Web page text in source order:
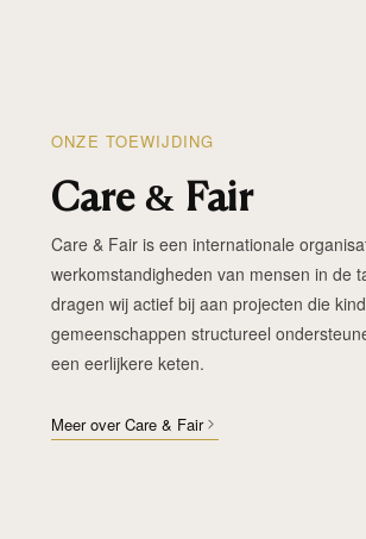
ONZE TOEWIJDING
Care & Fair
Care & Fair is een internationale
werkomstandigheden van mensen in de
dragen wij actief bij aan projecten die
gemeenschappen structureel
een eerlijkere keten.
Meer over Care & Fair